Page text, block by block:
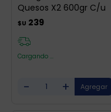
Quesos X2 600gr C/u
$U 239
Cargando ...
- +